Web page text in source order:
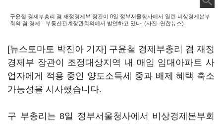
구윤철 경제부총리 겸 재정경제부 장관이 8일 정부서울청사에서 열린 비상경제본부
회의 겸 경제ㆍ부동산관계장관회의에서 발언하고 있다. (사진=연합뉴스)
[뉴스토마토 박진아 기자] 구윤철 경제부총리 겸 재정
경제부 장관이 조정대상지역 내 매입 임대아파트 사
업자에게 적용 중인 양도소득세 중과 배제 혜택 축소
가능성을 시사했습니다.
구 부총리는 8일 정부서울청사에서 비상경제본부회